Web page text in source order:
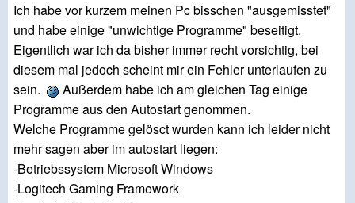
Ich habe vor kurzem meinen Pc bisschen "ausgemisstet"
und habe einige "unwichtige Programme" beseitigt.
Eigentlich war ich da bisher immer recht vorsichtig, bei
diesem mal jedoch scheint mir ein Fehler unterlaufen zu
sein.
Außerdem habe ich am gleichen Tag einige
Programme aus den Autostart genommen.
Welche Programme gelösct wurden kann ich leider nicht
mehr sagen aber im autostart liegen:
-Betriebssystem Microsoft Windows
-Logitech Gaming Framework